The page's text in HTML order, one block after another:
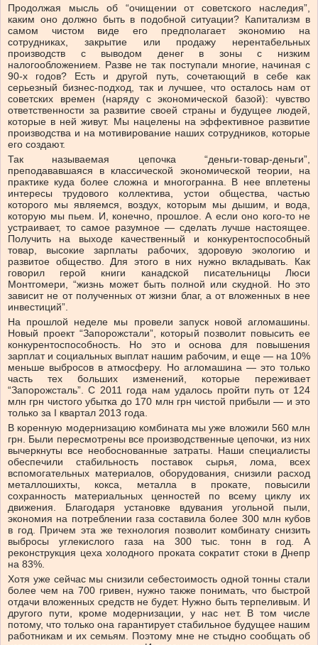
Продолжая мысль об “очищении от советского наследия”,
каким оно должно быть в подобной ситуации? Капитализм в
самом чистом виде его предполагает экономию на
сотрудниках, закрытие или продажу нерентабельных
производств с выводом денег в зоны с низким
налогообложением. Разве не так поступали многие, начиная с
90-х годов? Есть и другой путь, сочетающий в себе как
серьезный бизнес-подход, так и лучшее, что осталось нам от
советских времен (наряду с экономической базой): чувство
ответственности за развитие своей страны и будущее людей,
которые в ней живут. Мы нацелены на эффективное развитие
производства и на мотивирование наших сотрудников, которые
его создают.
Так называемая цепочка “деньги-товар-деньги”,
преподававшаяся в классической экономической теории, на
практике куда более сложна и многогранна. В нее вплетены
интересы трудового коллектива, устои общества, частью
которого мы являемся, воздух, которым мы дышим, и вода,
которую мы пьем. И, конечно, прошлое. А если оно кого-то не
устраивает, то самое разумное — сделать лучше настоящее.
Получить на выходе качественный и конкурентоспособный
товар, высокие зарплаты рабочих, здоровую экологию и
развитое общество. Для этого в них нужно вкладывать. Как
говорил герой книги канадской писательницы Люси
Монтгомери, “жизнь может быть полной или скудной. Но это
зависит не от полученных от жизни благ, а от вложенных в нее
инвестиций”.
На прошлой неделе мы провели запуск новой агломашины.
Новый проект “Запорожстали”, который позволит повысить ее
конкурентоспособность. Но это и основа для повышения
зарплат и социальных выплат нашим рабочим, и еще — на 10%
меньше выбросов в атмосферу. Но агломашина — это только
часть тех больших изменений, которые переживает
“Запорожсталь”. С 2011 года нам удалось пройти путь от 124
млн грн чистого убытка до 170 млн грн чистой прибыли — и это
только за І квартал 2013 года.
В коренную модернизацию комбината мы уже вложили 560 млн
грн. Были пересмотрены все производственные цепочки, из них
вычеркнуты все необоснованные затраты. Наши специалисты
обеспечили стабильность поставок сырья, лома, всех
вспомогательных материалов, оборудования, снизили расход
металлошихты, кокса, металла в прокате, повысили
сохранность материальных ценностей по всему циклу их
движения. Благодаря установке вдувания угольной пыли,
экономия на потреблении газа составила более 300 млн кубов
в год. Причем эта же технология позволит комбинату снизить
выбросы углекислого газа на 300 тыс. тонн в год. А
реконструкция цеха холодного проката сократит стоки в Днепр
на 83%.
Хотя уже сейчас мы снизили себестоимость одной тонны стали
более чем на 700 гривен, нужно также понимать, что быстрой
отдачи вложенных средств не будет. Нужно быть терпеливым. И
другого пути, кроме модернизации, у нас нет. В том числе
потому, что только она гарантирует стабильное будущее нашим
работникам и их семьям. Поэтому мне не стыдно сообщать об